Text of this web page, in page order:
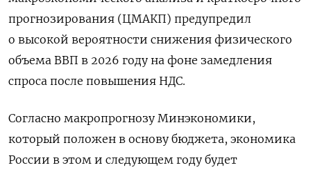
прогнозирования (ЦМАКП) предупредил
о высокой вероятности снижения физического
объема ВВП в 2026 году на фоне замедления
спроса после повышения НДС.
Согласно макропрогнозу Минэкономики,
который положен в основу бюджета, экономика
России в этом и следующем году будет